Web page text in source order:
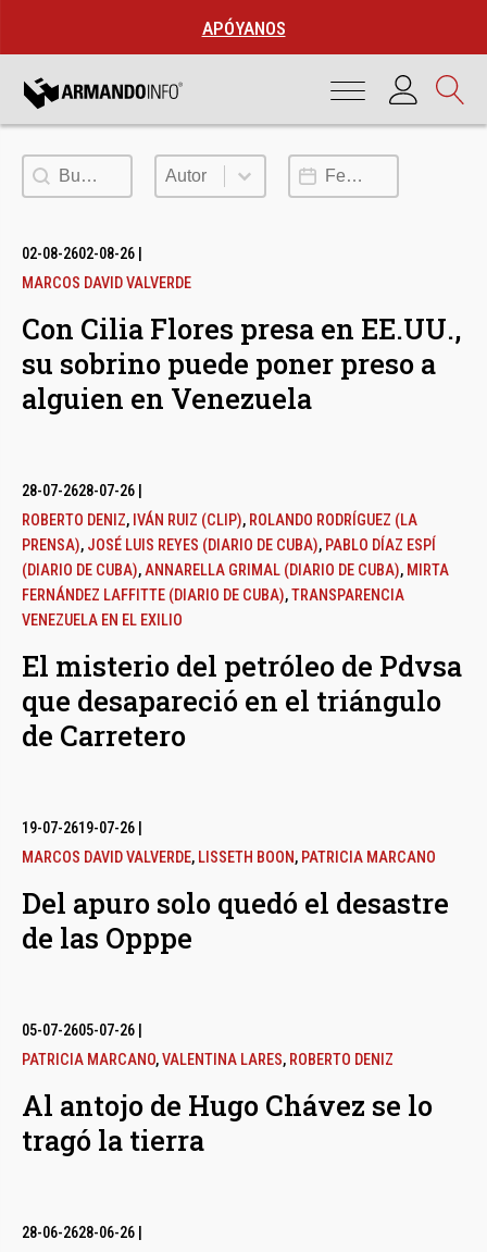
APÓYANOS
Buscar Autor
Autor Fecha de publicación
02-08-2602-08-26
MARCOS DAVID VALVERDE
Con Cilia Flores presa en EE.UU.,
su sobrino puede poner preso a
alguien en Venezuela
28-07-2628-07-26
ROBERTO DENIZ, IVÁN RUIZ (CLIP), ROLANDO RODRÍGUEZ (LA
PRENSA), JOSÉ LUIS REYES (DIARIO DE CUBA), PABLO DÍAZ ESPÍ
(DIARIO DE CUBA),ANNARELLA GRIMAL (DIARIO DE CUBA), MIRTA
FERNÁNDEZ LAFFITTE (DIARIO DE CUBA),TRANSPARENCIA
VENEZUELA EN EL EXILIO
El misterio del petróleo de Pdvsa
que desapareció en el triángulo
de Carretero
19-07-2619-07-26
MARCOS DAVID VALVERDE, LISSETH BOON, PATRICIA MARCANO
Del apuro solo quedó el desastre
de las Opppe
05-07-2605-07-26
PATRICIA MARCANO,VALENTINA LARES, ROBERTO DENIZ
Al antojo de Hugo Chávez se lo
tragó la tierra
28-06-2628-06-26